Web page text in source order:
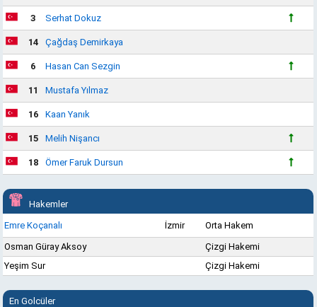
3 Serhat Dokuz
14 Çağdaş Demirkaya
6 Hasan Can Sezgin
11 Mustafa Yılmaz
16 Kaan Yanık
15 Melih Nişancı
18 Ömer Faruk Dursun
Hakemler
Emre Koçanalı
İzmir
Orta Hakem
Osman Güray Aksoy
Çizgi Hakemi
Yeşim Sur
Çizgi Hakemi
En Golcüler